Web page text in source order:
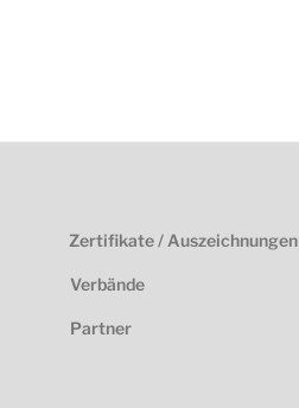
Zertifikate / Auszeichnungen
Verbände
Partner